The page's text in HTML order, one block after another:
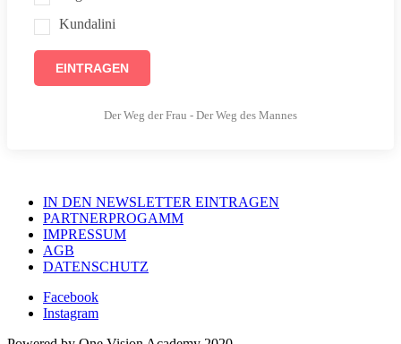
Kundalini
EINTRAGEN
Der Weg der Frau - Der Weg des Mannes
IN DEN NEWSLETTER EINTRAGEN
PARTNERPROGAMM
IMPRESSUM
AGB
DATENSCHUTZ
Facebook
Instagram